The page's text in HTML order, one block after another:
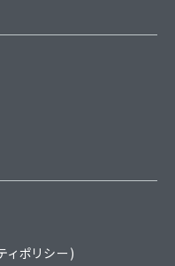
ィポリシー)